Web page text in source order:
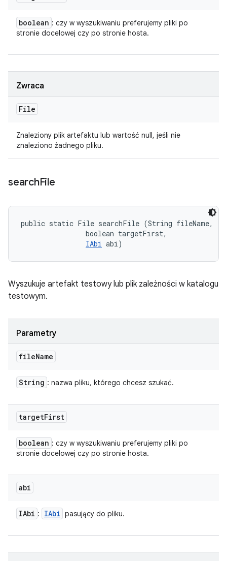
boolean : czy w wyszukiwaniu preferujemy pliki po
stronie docelowej czy po stronie hosta.
Zwraca
File
Znaleziony plik artefaktu lub wartość null, jeśli nie
znaleziono żadnego pliku.
searchFile
public static File searchFile (String fileName,
                boolean targetFirst,
IAbi abi)
Wyszukuje artefakt testowy lub plik zależności w katalogu
testowym.
Parametry
fileName
String : nazwa pliku, którego chcesz szukać.
targetFirst
boolean : czy w wyszukiwaniu preferujemy pliki po
stronie docelowej czy po stronie hosta.
abi
IAbi : IAbi pasujący do pliku.